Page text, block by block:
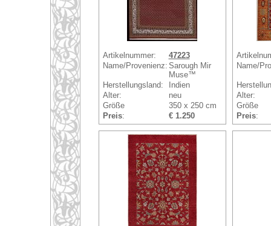
Artikelnummer:
47223
Name/Provenienz: Sarough Mir
Muse™
Herstellungsland:
Indien
Alter:
neu
Größe
350 x 250 cm
Preis: € 1.250
Name/
Alter:
Größe
Preis: